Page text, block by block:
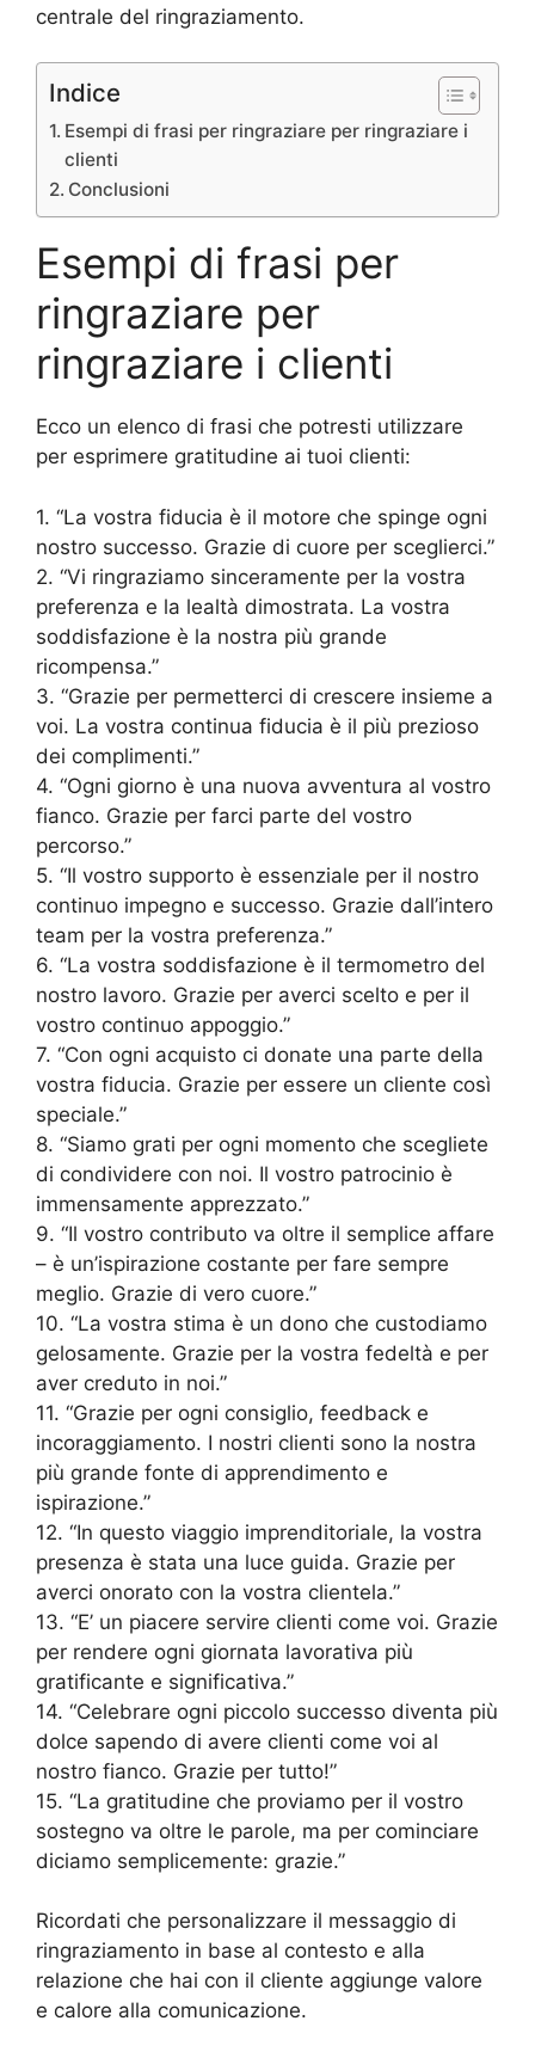
centrale del ringraziamento.
Indice
Esempi di frasi per ringraziare per ringraziare i
clienti
Conclusioni
Esempi di frasi per
ringraziare per
ringraziare i clienti
Ecco un elenco di frasi che potresti utilizzare
per esprimere gratitudine ai tuoi clienti:
1. “La vostra fiducia è il motore che spinge ogni
nostro successo. Grazie di cuore per sceglierci.”
2. “Vi ringraziamo sinceramente per la vostra
preferenza e la lealtà dimostrata. La vostra
soddisfazione è la nostra più grande
ricompensa.”
3. “Grazie per permetterci di crescere insieme a
voi. La vostra continua fiducia è il più prezioso
dei complimenti.”
4. “Ogni giorno è una nuova avventura al vostro
fianco. Grazie per farci parte del vostro
percorso.”
5. “Il vostro supporto è essenziale per il nostro
continuo impegno e successo. Grazie dall’intero
team per la vostra preferenza.”
6. “La vostra soddisfazione è il termometro del
nostro lavoro. Grazie per averci scelto e per il
vostro continuo appoggio.”
7. “Con ogni acquisto ci donate una parte della
vostra fiducia. Grazie per essere un cliente così
speciale.”
8. “Siamo grati per ogni momento che scegliete
di condividere con noi. Il vostro patrocinio è
immensamente apprezzato.”
9. “Il vostro contributo va oltre il semplice affare
– è un’ispirazione costante per fare sempre
meglio. Grazie di vero cuore.”
10. “La vostra stima è un dono che custodiamo
gelosamente. Grazie per la vostra fedeltà e per
aver creduto in noi.”
11. “Grazie per ogni consiglio, feedback e
incoraggiamento. I nostri clienti sono la nostra
più grande fonte di apprendimento e
ispirazione.”
12. “In questo viaggio imprenditoriale, la vostra
presenza è stata una luce guida. Grazie per
averci onorato con la vostra clientela.”
13. “E’ un piacere servire clienti come voi. Grazie
per rendere ogni giornata lavorativa più
gratificante e significativa.”
14. “Celebrare ogni piccolo successo diventa più
dolce sapendo di avere clienti come voi al
nostro fianco. Grazie per tutto!”
15. “La gratitudine che proviamo per il vostro
sostegno va oltre le parole, ma per cominciare
diciamo semplicemente: grazie.”
Ricordati che personalizzare il messaggio di
ringraziamento in base al contesto e alla
relazione che hai con il cliente aggiunge valore
e calore alla comunicazione.